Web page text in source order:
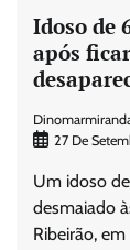
Idoso de
após
27 De
Um idoso
desmaiado
Ribeirão,